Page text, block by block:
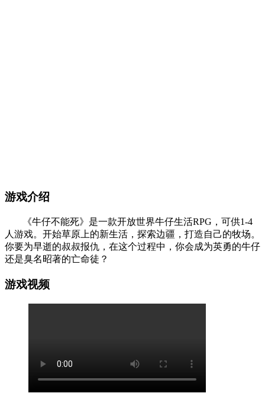
游戏介绍
《牛仔不能死》是一款开放世界牛仔生活RPG，可供1-4
人游戏。开始草原上的新生活，探索边疆，打造自己的牧场。
你要为早逝的叔叔报仇，在这个过程中，你会成为英勇的牛仔
还是臭名昭著的亡命徒？
游戏视频